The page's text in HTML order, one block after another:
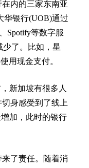
内的三家东南亚
华银行(UOB)通过
Spotify等数字服
了。比如，星
用现金支付。
新加坡有很多人
身感受到了线上
加，此时的银行
了责任。随着消